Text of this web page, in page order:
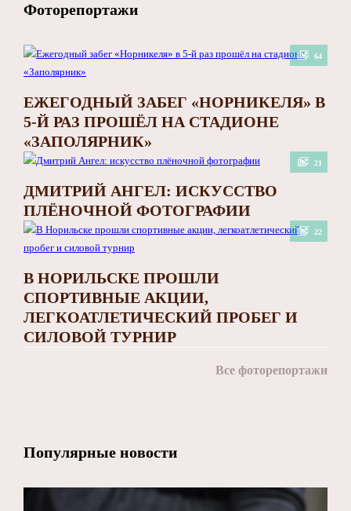
Фоторепортажи
64
ЕЖЕГОДНЫЙ ЗАБЕГ «НОРНИКЕЛЯ» В
5-Й РАЗ ПРОШЁЛ НА СТАДИОНЕ
«ЗАПОЛЯРНИК»
21
ДМИТРИЙ АНГЕЛ: ИСКУССТВО
ПЛЁНОЧНОЙ ФОТОГРАФИИ
22
В НОРИЛЬСКЕ ПРОШЛИ
СПОРТИВНЫЕ АКЦИИ,
ЛЕГКОАТЛЕТИЧЕСКИЙ ПРОБЕГ И
СИЛОВОЙ ТУРНИР
Все фоторепортажи
Популярные новости